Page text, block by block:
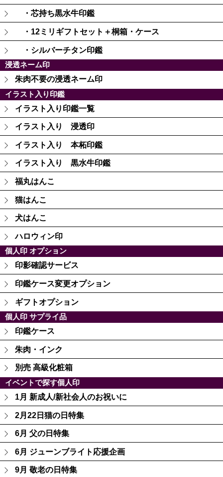
・芯持ち黒水牛印鑑
・12ミリギフトセット＋桐箱・ケース
・シルバーチタン印鑑
浸透ネーム印
朱肉不要の浸透ネーム印
イラスト入り印鑑
イラスト入り印鑑一覧
イラスト入り 浸透印
イラスト入り 本柘印鑑
イラスト入り 黒水牛印鑑
福丸はんこ
猫はんこ
犬はんこ
ハロウィン印
個人印 オプション
印影確認サービス
印鑑ケース変更オプション
ギフトオプション
個人印 サプライ品
印鑑ケース
朱肉・インク
別売 高級化粧箱
イベントで探す個人印
1月 新成人/新社会人のお祝いに
2月22日猫の日特集
6月 父の日特集
6月 ジューンブライト応援企画
9月 敬老の日特集